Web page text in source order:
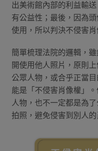
出美術館內部的利益輸
有公益性；最後，因為
使用，所以判決不侵害肖
簡單梳理法院的邏輯，
開使用他人照片，原則
公眾人物，或合乎正當
能是「不侵害肖像權」
人物，也不一定都是為
拍照，避免侵害到別人的